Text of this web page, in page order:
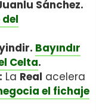
Sánchez.
Bayındır
Celta.
La Real acelera
el fichaje